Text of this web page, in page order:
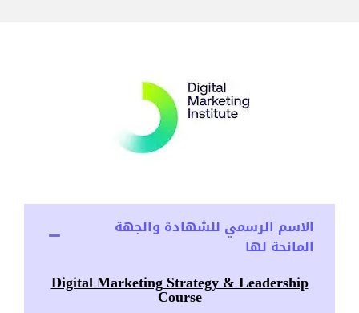
الاسم الرسمي للشهادة والجهة
المانحة لها
Digital Marketing Strategy & Leadership
Course